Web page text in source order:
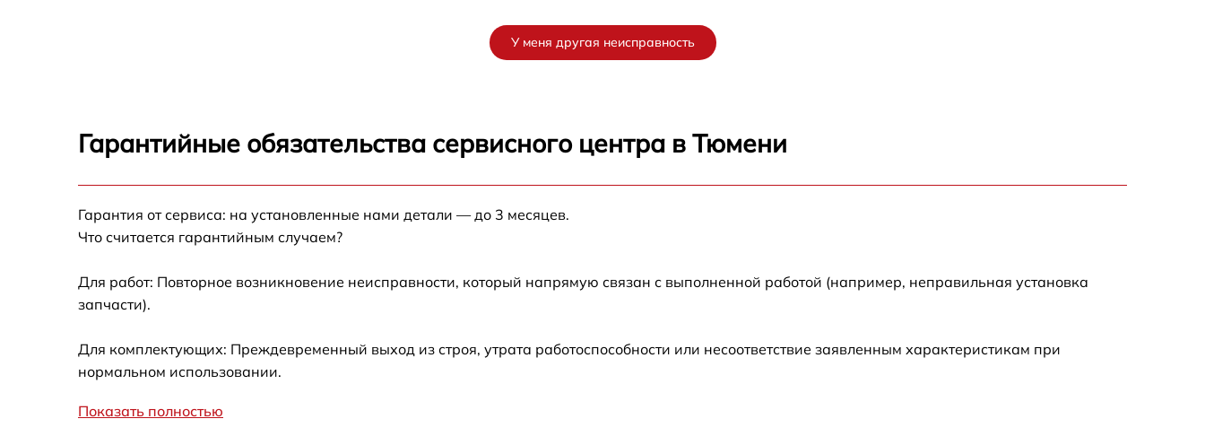
Восстановление проводки Bosch
WTW85561OE
Замена пускового конденсатора Bosch
WTW85561OE
Герметизация Bosch WTW85561OE
У меня другая неисправность
Гарантийные обязательства сервисного центра в Тюмени
Гарантия от сервиса: на установленные нами детали — до 3 месяцев.
Что считается гарантийным случаем?
Для работ: Повторное возникновение неисправности, который напрямую связан с выполненной работой (например, неправильная установка
запчасти).
Для комплектующих: Преждевременный выход из строя, утрата работоспособности или несоответствие заявленным характеристикам при
нормальном использовании.
Показать полностью